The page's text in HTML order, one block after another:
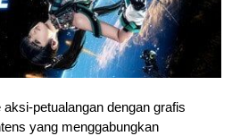
aksi-petualangan dengan grafis
yang menggabungkan